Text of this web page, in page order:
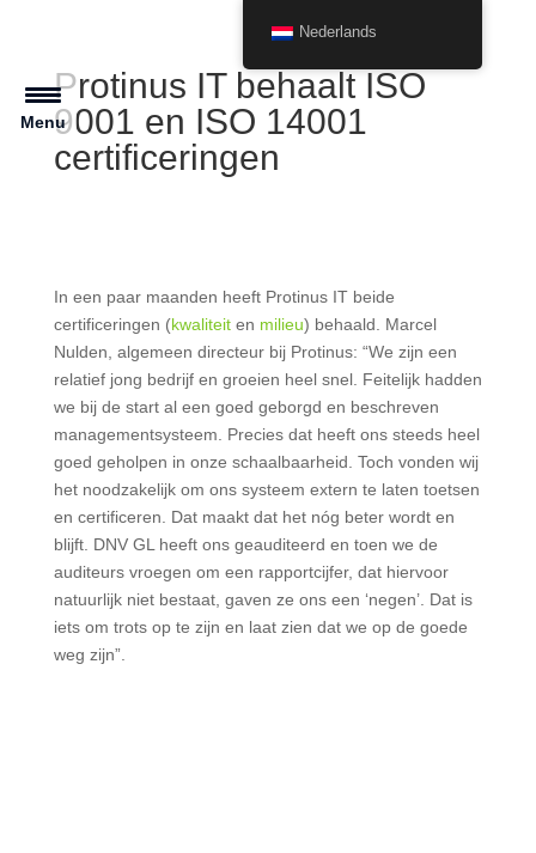
Protinus IT behaalt ISO
9001 en ISO 14001
certificeringen
In een paar maanden heeft Protinus IT beide
certificeringen (kwaliteiten milieu) behaald. Marcel
Nulden, algemeen directeur bij Protinus: “We zijn een
relatief jong bedrijf en groeien heel snel. Feitelijk hadden
we bij de start al een goed geborgd en beschreven
managementsysteem. Precies dat heeft ons steeds heel
goed geholpen in onze schaalbaarheid. Toch vonden wij
het noodzakelijk om ons systeem extern te laten toetsen
en certificeren. Dat maakt dat het nóg beter wordt en
blijft. DNV GL heeft ons geauditeerd en toen we de
auditeurs vroegen om een rapportcijfer, dat hiervoor
natuurlijk niet bestaat, gaven ze ons een ‘negen’. Dat is
iets om trots op te zijn en laat zien dat we op de goede
weg zijn”.
Nederlands
Menu